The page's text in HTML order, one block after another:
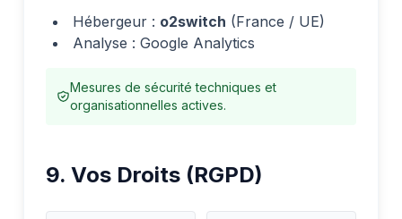
Hébergeur : o2switch (France / UE)
Analyse : Google Analytics
Mesures de sécurité techniques et
organisationnelles actives.
9. Vos Droits (RGPD)